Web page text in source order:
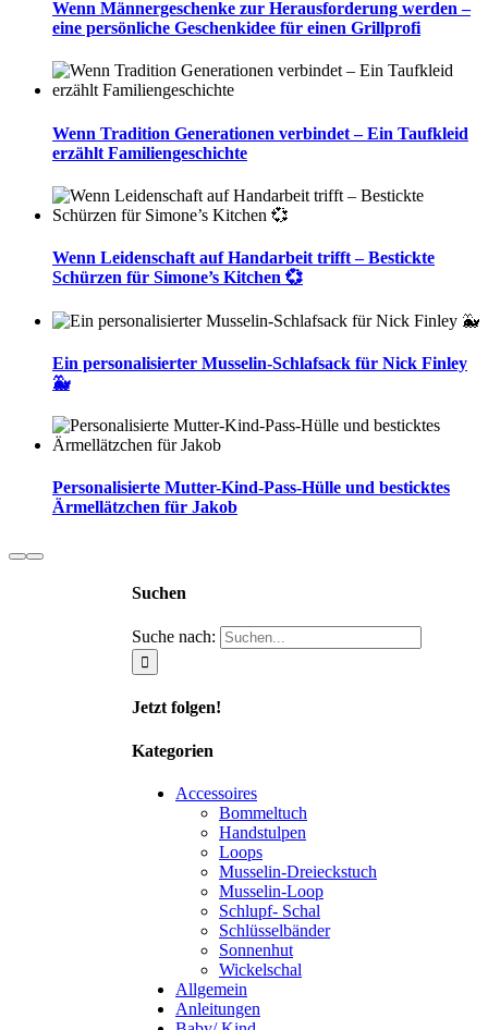
Wenn Männergeschenke zur Herausforderung werden –
eine persönliche Geschenkidee für einen Grillprofi
Wenn Tradition Generationen verbindet – Ein Taufkleid
erzählt Familiengeschichte
Wenn Leidenschaft auf Handarbeit trifft – Bestickte
Schürzen für Simone’s Kitchen 💞
Ein personalisierter Musselin-Schlafsack für Nick Finley
🐳
Personalisierte Mutter-Kind-Pass-Hülle und besticktes
Ärmellätzchen für Jakob
Suchen
Suche nach:
Jetzt folgen!
Kategorien
Accessoires
Bommeltuch
Handstulpen
Loops
Musselin-Dreieckstuch
Musselin-Loop
Schlupf- Schal
Schlüsselbänder
Sonnenhut
Wickelschal
Allgemein
Anleitungen